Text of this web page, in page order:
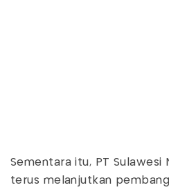
Sementara itu, PT Sulawesi
terus melanjutkan